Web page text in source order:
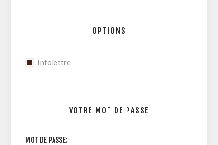
OPTIONS
Infolettre
VOTRE MOT DE PASSE
MOT DE PASSE: